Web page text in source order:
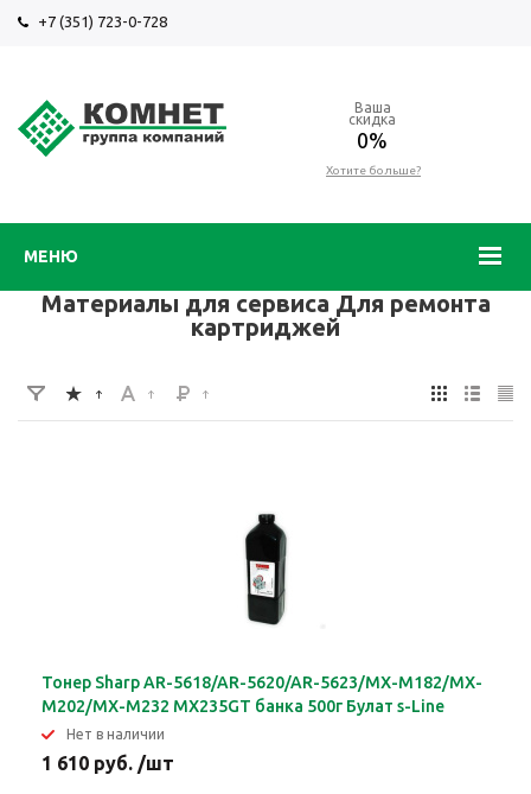
+7 (351) 723-0-728
МЕНЮ
Ваша
скидка
0%
Хотите больше?
Материалы для сервиса Для ремонта
картриджей
Тонер Sharp AR-5618/AR-5620/AR-5623/MX-M182/MX-
M202/MX-M232 MX235GT банка 500г Булат s-Line
Нет в наличии
1 610 руб. /шт